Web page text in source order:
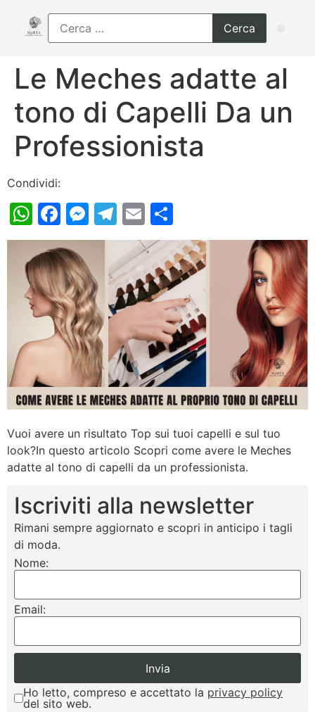
Le Meches adatte al
tono di Capelli Da un
Professionista
Condividi:
WhatsApp
Facebook
Messenger
Telegram
Email
Vuoi avere un risultato Top sui tuoi capelli e sul tuo
look?In questo articolo Scopri come avere le Meches
adatte al tono di capelli da un professionista.
Iscriviti alla newsletter
Rimani sempre aggiornato e scopri in anticipo i tagli
di moda.
Nome:
Email:
Ho letto, compreso e accettato la privacy policy
del sito web.